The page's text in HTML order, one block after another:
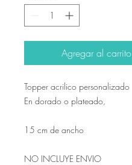
Agregar al carrito
Topper acrilico personalizado
En dorado o plateado,
15 cm de ancho
NO INCLUYE ENVIO